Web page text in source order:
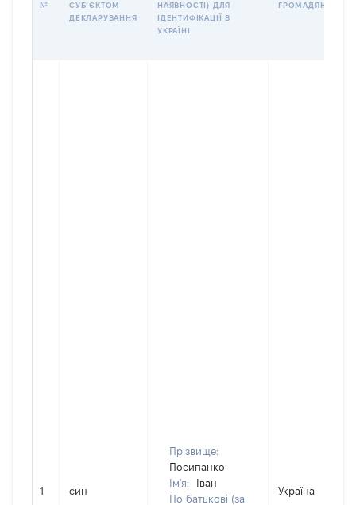
№
СУБʼЄКТОМ
ДЕКЛАРУВАННЯ
НАЯВНОСТІ) ДЛЯ
ІДЕНТИФІКАЦІЇ В
УКРАЇНІ
ГРОМАДЯНСТВО
1 син
Прізвище:
Посипанко
Ім'я:
Іван
По батькові (за
Україна